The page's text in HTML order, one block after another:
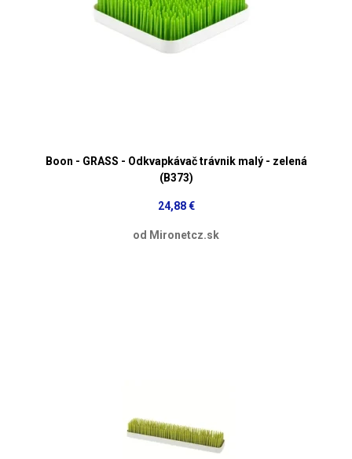
Boon - GRASS - Odkvapkávač trávnik malý - zelená
(B373)
24,88 €
od Mironetcz.sk